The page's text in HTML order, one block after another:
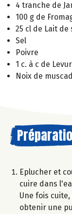
4 tranche de
100 g de
25 cl de Lait de
Sel
Poivre
1 c. à c de
Noix de
Eplucher et
cuire dans
Une fois
obtenir une